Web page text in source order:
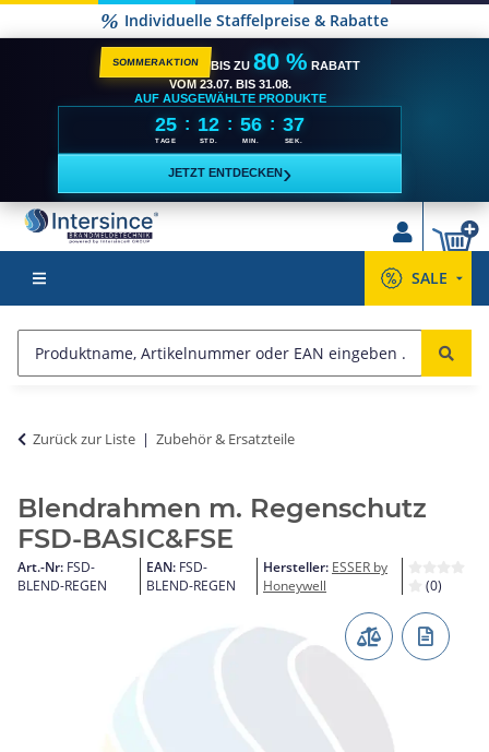
Individuelle Staffelpreise & Rabatte
SOMMERAKTION BIS ZU 80 % RABATT
VOM 23.07. BIS 31.08.
AUF AUSGEWÄHLTE PRODUKTE
25
TAGE
: 12
STD.
: 56
MIN.
: 36
SEK.
JETZT ENTDECKEN ›
SALE
Zurück zur Liste Zubehör & Ersatzteile
Blendrahmen m. Regenschutz
FSD-BASIC&FSE
Art.-Nr: FSD-
BLEND-REGEN
EAN: FSD-
BLEND-REGEN
Hersteller: ESSER by
Honeywell
(0)